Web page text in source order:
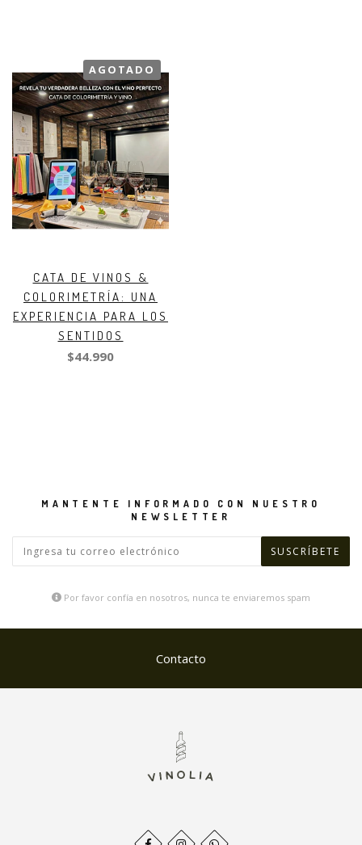
AGOTADO
CATA DE VINOS &
COLORIMETRÍA: UNA
EXPERIENCIA PARA LOS
SENTIDOS
$44.990
MANTENTE INFORMADO CON NUESTRO
NEWSLETTER
Por favor confía en nosotros, nunca te enviaremos spam
Contacto